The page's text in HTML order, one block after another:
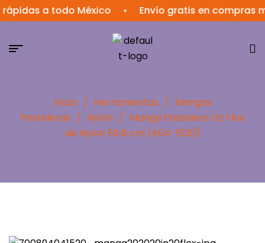
a todo México • Envío gratis en compras
Inicio / Herramientas / Mangas
Pasteleras / Nylon / Manga Pastelera Oz Flex
de Nylon 50.8 cm (404-1520)